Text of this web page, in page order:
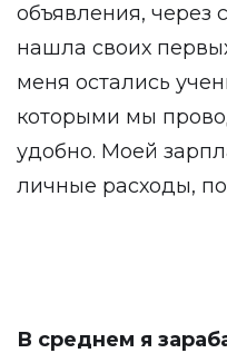
объявления, через
нашла своих
меня остались
которыми мы
удобно. Моей
личные расходы,
В среднем я